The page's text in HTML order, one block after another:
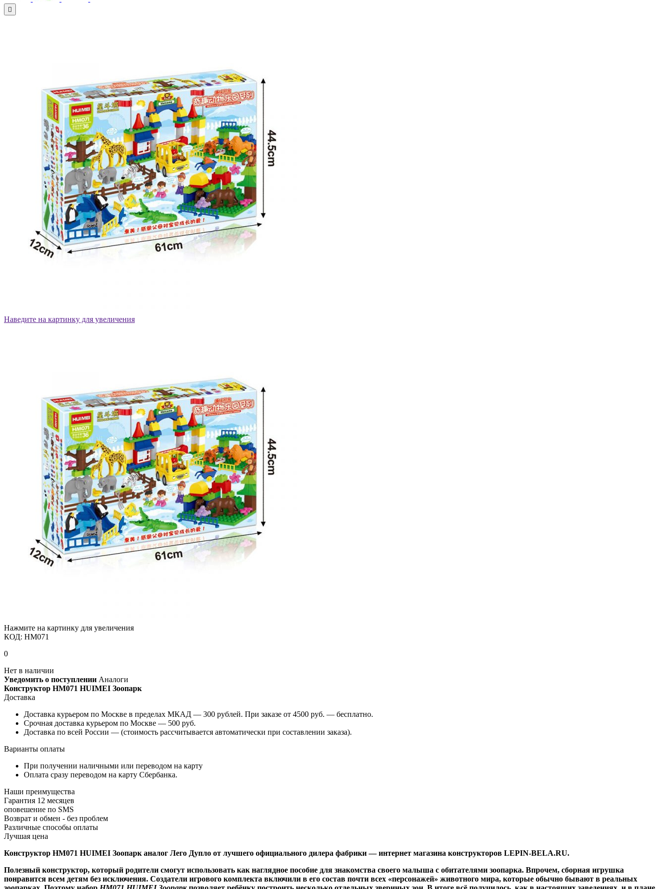
Наведите на картинку для увеличения
Нажмите на картинку для увеличения
КОД: HM071
0
Нет в наличии
Уведомить о поступлении Аналоги
Конструктор HM071 HUIMEI Зоопарк
Доставка
Доставка курьером по Москве в пределах МКАД — 300 рублей. При заказе от 4500 руб. — бесплатно.
Срочная доставка курьером по Москве — 500 руб.
Доставка по всей России — (стоимость рассчитывается автоматически при составлении заказа).
Варианты оплаты
При получении наличными или переводом на карту
Оплата сразу переводом на карту Сбербанка.
Наши преимущества
Гарантия 12 месяцев
оповешение по SMS
Возврат и обмен - без проблем
Различные способы оплаты
Лучшая цена
Конструктор HM071 HUIMEI Зоопарк аналог Лего Дупло от лучшего официального дилера фабрики — интернет магазина конструкторов LEPIN-BELA.RU.
Полезный конструктор, который родители смогут использовать как наглядное пособие для знакомства своего малыша с обитателями зоопарка. Впрочем, сборная игрушка
понравится всем детям без исключения. Создатели игрового комплекта включили в его состав почти всех «персонажей» животного мира, которые обычно бывают в реальных